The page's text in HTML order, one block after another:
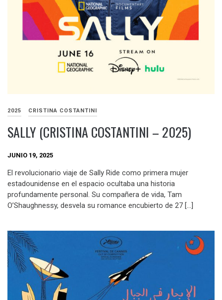
2025 CRISTINA COSTANTINI
SALLY (CRISTINA COSTANTINI – 2025)
JUNIO 19, 2025
El revolucionario viaje de Sally Ride como primera mujer
estadounidense en el espacio ocultaba una historia
profundamente personal. Su compañera de vida, Tam
O’Shaughnessy, desvela su romance encubierto de 27 […]